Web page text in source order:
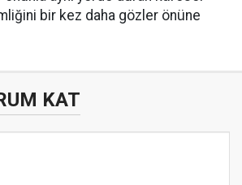
bir kez daha gözler önüne
KAT